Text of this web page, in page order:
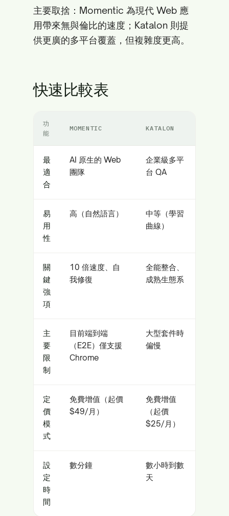
主要取捨：Momentic 為現代 Web 應
用帶來無與倫比的速度；Katalon 則提
供更廣的多平台覆蓋，但複雜度更高。
快速比較表
功
能
MOMENTIC KATALON
最
適
合
AI 原生的 Web
團隊
企業級多平
台 QA
易
用
性
高（自然語言）
中等（學習
曲線）
關
鍵
強
項
10 倍速度、自
我修復
全能整合、
成熟生態系
主
要
限
制
目前端到端
（E2E）僅支援
Chrome
大型套件時
偏慢
定
價
模
式
免費增值（起價
$49/月）
免費增值
（起價
$25/月）
設
定
時
間
數分鐘
數小時到數
天